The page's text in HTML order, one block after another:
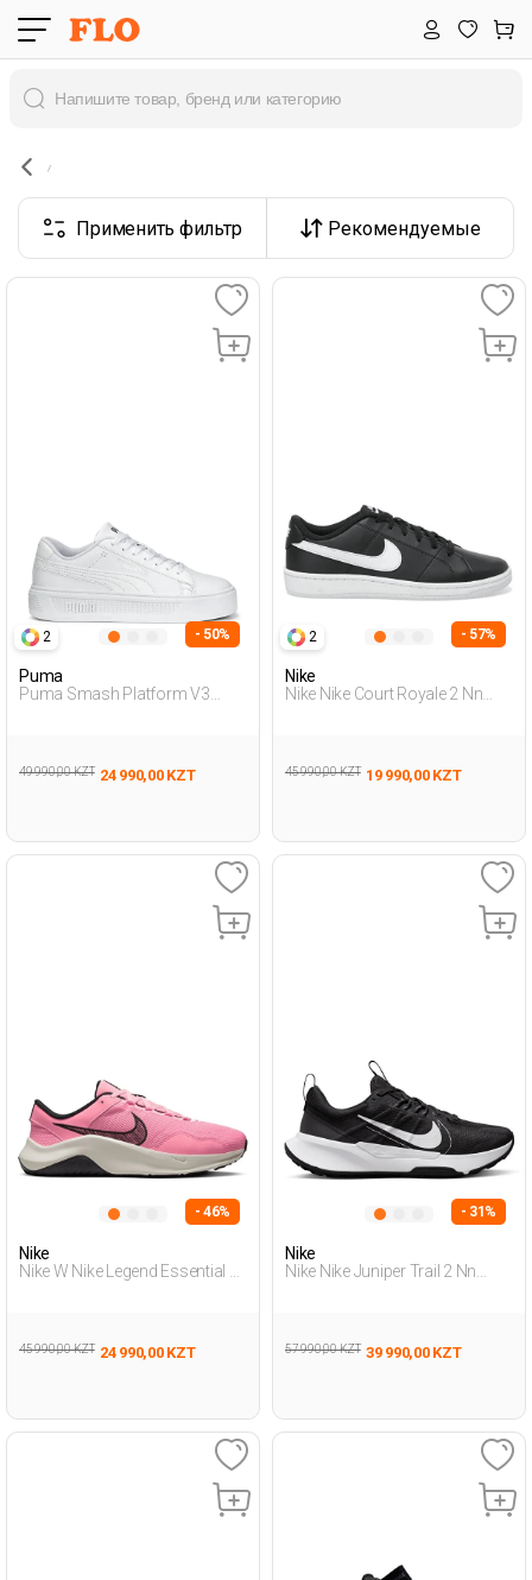
Применить фильтр Рекомендуемые
2 - 50%
Puma
Puma Smash Platform V3
49 990,00 KZT 24 990,00 KZT
2 - 57%
Nike
Nike Nike Court Royale 2 Nn
45 990,00 KZT 19 990,00 KZT
- 46%
Nike
Nike W Nike Legend Essential 3
45 990,00 KZT 24 990,00 KZT
- 31%
Nike
Nike Nike Juniper Trail 2 Nn
57 990,00 KZT 39 990,00 KZT